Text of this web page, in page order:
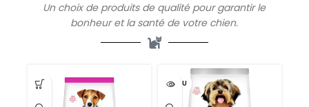
Un choix de produits de qualité pour garantir le
bonheur et la santé de votre chien.
VENDU